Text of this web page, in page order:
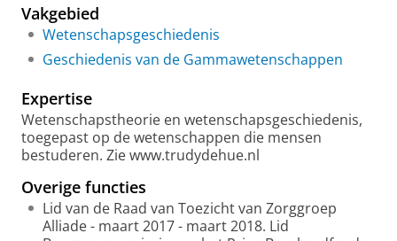
r
c
h
o
r
t
a
l
Vakgebied
Wetenschapsgeschiedenis
Geschiedenis van de Gammawetenschappen
Expertise
Wetenschapstheorie en wetenschapsgeschiedenis,
toegepast op de wetenschappen die mensen
bestuderen. Zie www.trudydehue.nl
Overige functies
Lid van de Raad van Toezicht van Zorggroep
Alliade - maart 2017 - maart 2018. Lid